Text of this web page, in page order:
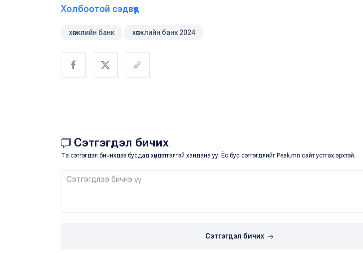
Холбоотой сэдвүүд
хөгжлийн банк хөгжлийн банк 2024
Сэтгэгдэл бичих
Та сэтгэгдэл бичихдээ бусдад хүндэтгэлтэй хандана уу. Ёс бус сэтгэгдлийг Peak.mn сайт устгах эрхтэй.
Сэтгэгдэл бичих